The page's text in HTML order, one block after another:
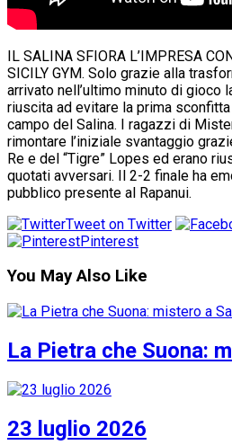
IL SALINA SFIORA L’IMPRESA
SICILY GYM. Solo grazie alla
arrivato nell’ultimo minuto di gioco
riuscita ad evitare la prima
campo del Salina. I ragazzi di
rimontare l’iniziale svantaggio
Re e del “Tigre” Lopes ed erano
quotati avversari. Il 2-2 finale ha
pubblico presente al Rapanui.
Tweet on Twitter
Pinterest
You May Also Like
La Pietra che Suona:
23 luglio 2026